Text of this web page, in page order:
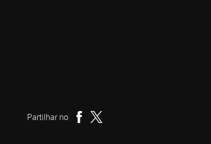
Partilhar no